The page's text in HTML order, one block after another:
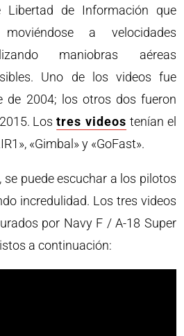
de Información que
a velocidades
maniobras aéreas
Uno de los videos fue
de 2004; los otros dos fueron
Lostres videos tenían el
«Gimbal» y «GoFast».
se puede escuchar a los pilotos
incredulidad. Los tres videos
por Navy F / A-18 Super
a continuación: